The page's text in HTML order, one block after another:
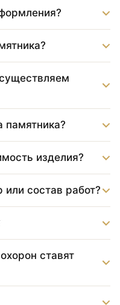
памятника?
изделия?
состав работ?
ставят